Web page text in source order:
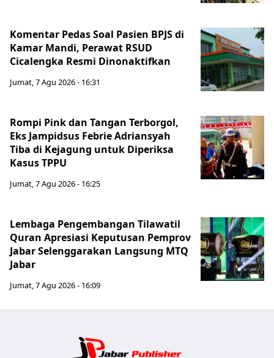
Komentar Pedas Soal Pasien BPJS di
Kamar Mandi, Perawat RSUD
Cicalengka Resmi Dinonaktifkan
Jumat, 7 Agu 2026 - 16:31
Rompi Pink dan Tangan Terborgol,
Eks Jampidsus Febrie Adriansyah
Tiba di Kejagung untuk Diperiksa
Kasus TPPU
Jumat, 7 Agu 2026 - 16:25
Lembaga Pengembangan Tilawatil
Quran Apresiasi Keputusan Pemprov
Jabar Selenggarakan Langsung MTQ
Jabar
Jumat, 7 Agu 2026 - 16:09